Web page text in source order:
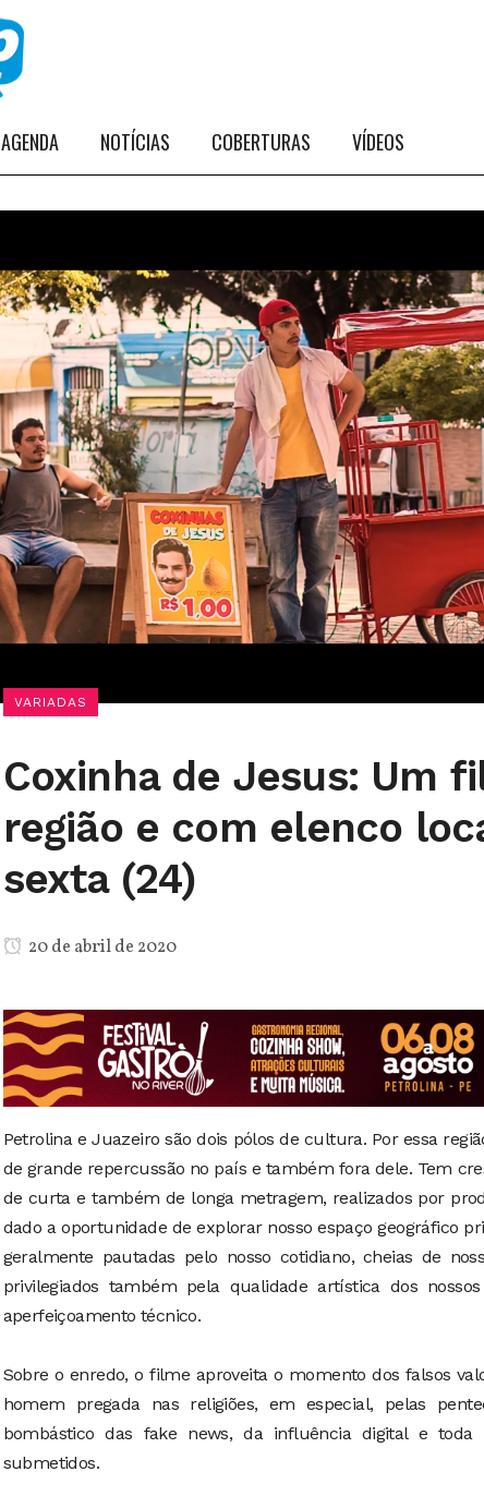
AGENDA NOTÍCIAS COBERTURAS VÍDEOS
VARIADAS
Coxinha de Jesus: Um
região e com elenco
sexta (24)
20 de abril de 2020
Petrolina e Juazeiro são dois pólos de cultura. Por essa
de grande repercussão no país e também fora dele. Tem
de curta e também de longa metragem, realizados por
dado a oportunidade de explorar nosso espaço geográfico
geralmente pautadas pelo nosso cotidiano, cheias de
privilegiados também pela qualidade artística dos
aperfeiçoamento técnico.
Sobre o enredo, o filme aproveita o momento dos falsos
homem pregada nas religiões, em especial, pelas
bombástico das fake news, da influência digital e
submetidos.